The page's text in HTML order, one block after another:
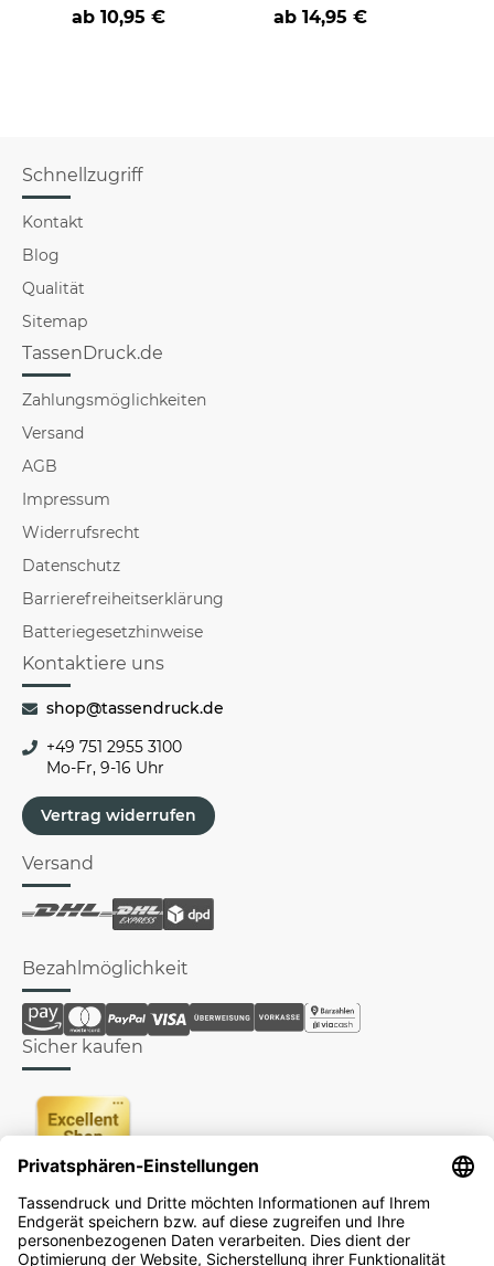
ab 10,95 € ab 14,95 €
Schnellzugriff
Kontakt
Blog
Qualität
Sitemap
TassenDruck.de
Zahlungsmöglichkeiten
Versand
AGB
Impressum
Widerrufsrecht
Datenschutz
Barrierefreiheitserklärung
Batteriegesetzhinweise
Kontaktiere uns
shop@tassendruck.de
+49 751 2955 3100
Mo-Fr, 9-16 Uhr
Vertrag widerrufen
Versand
Bezahlmöglichkeit
Sicher kaufen